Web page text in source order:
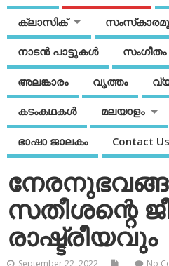
ക്ലാസിക്
നാടന്‍ പാട്ടുകള്‍ സംഗീതം
അലങ്കാരം വൃത്തം
കടംകഥകള്‍ മലയാളം
ഭാഷാ ജാലകം Contact Us
സതീശന്റെ
രാഷ്ട്രീയവും